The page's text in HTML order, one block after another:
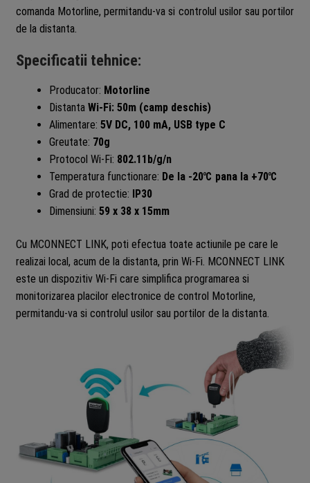
comanda Motorline, permitandu-va si controlul usilor sau portilor
de la distanta.
Specificatii tehnice:
Producator: Motorline
Distanta Wi-Fi: 50m (camp deschis)
Alimentare: 5V DC, 100 mA, USB type C
Greutate: 70g
Protocol Wi-Fi: 802.11b/g/n
Temperatura functionare: De la -20℃ pana la +70℃
Grad de protectie: IP30
Dimensiuni: 59 x 38 x 15mm
Cu MCONNECT LINK, poti efectua toate actiunile pe care le
realizai local, acum de la distanta, prin Wi-Fi. MCONNECT LINK
este un dispozitiv Wi-Fi care simplifica programarea si
monitorizarea placilor electronice de control Motorline,
permitandu-va si controlul usilor sau portilor de la distanta.